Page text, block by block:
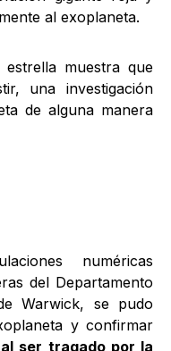
al exoplaneta.
muestra que
una investigación
de alguna manera
numéricas
del Departamento
Warwick, se pudo
y confirmar
al ser tragado por la